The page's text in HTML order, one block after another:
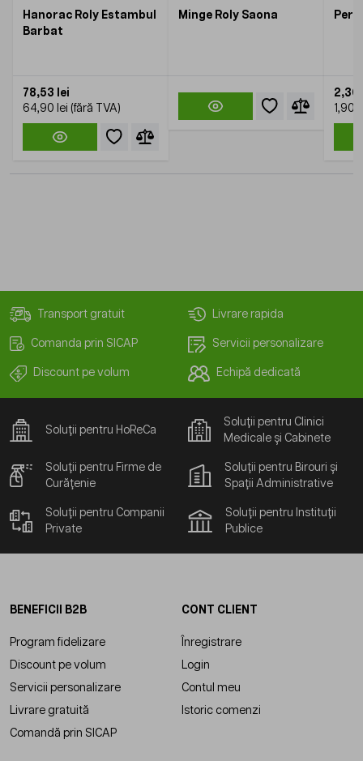
Hanorac Roly Estambul
Barbat
78,53 lei
64,90 lei
Minge Roly Saona
2,30
1,90
Transport gratuit Livrare rapida
Comanda prin SICAP Servicii personalizare
Discount pe volum Echipă dedicată
Soluții pentru HoReCa
Soluții pentru Clinici
Medicale și Cabinete
Soluții pentru Firme de
Curățenie
Soluții pentru Birouri și
Spații Administrative
Soluții pentru Companii
Private
Soluții pentru Instituții
Publice
BENEFICII B2B
Program fidelizare
Discount pe volum
Servicii personalizare
Livrare gratuită
Comandă prin SICAP
CONT CLIENT
Înregistrare
Login
Contul meu
Istoric comenzi